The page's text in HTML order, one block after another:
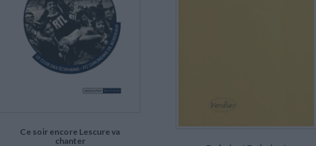
Ce soir encore Lescure va
chanter